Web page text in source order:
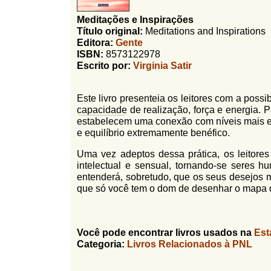
r
i
o
d
b
u
s
c
a
l
f
i
n
h
o
Meditações e Inspirações
Título original: Meditations and Inspirations
Editora: Gente
ISBN: 8573122978
Escrito por: Virginia Satir
Este livro presenteia os leitores com a
capacidade de realização, força e energia.
estabelecem uma conexão com níveis mais
e equilíbrio extremamente benéfico.
Uma vez adeptos dessa prática, os
intelectual e sensual, tornando-se seres
entenderá, sobretudo, que os seus desejos
que só você tem o dom de desenhar o mapa
Você pode encontrar livros usados na
Categoria: Livros Relacionados à PNL